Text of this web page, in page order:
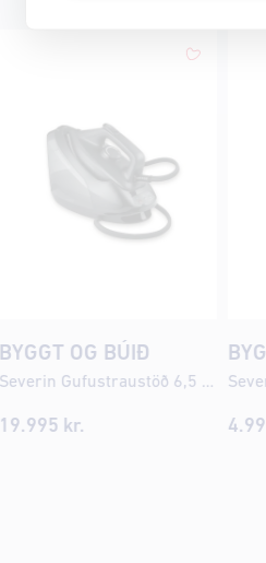
BYGGT OG BÚIÐ
Severin Gufustraustöð 6,5 bar
19.995 kr.